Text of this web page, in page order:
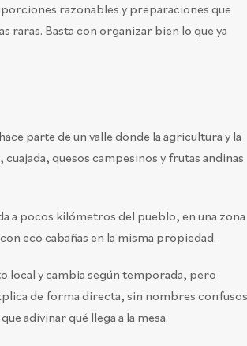
razonables y preparaciones que
raras. Basta con organizar bien lo que ya
parte de un valle donde la agricultura y la
quesos campesinos y frutas andinas
a pocos kilómetros del pueblo, en una zona
eco cabañas en la misma propiedad.
local y cambia según temporada, pero
de forma directa, sin nombres
adivinar qué llega a la mesa.